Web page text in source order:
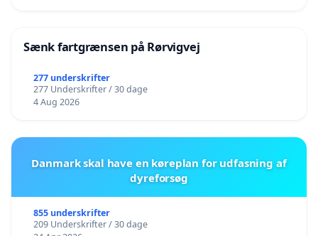
Sænk fartgrænsen på Rørvigvej
277 underskrifter
277 Underskrifter / 30 dage
4 Aug 2026
Danmark skal have en køreplan for udfasning af
dyreforsøg
855 underskrifter
209 Underskrifter / 30 dage